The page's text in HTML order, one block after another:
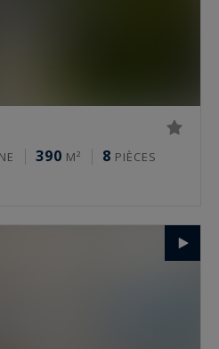
390 M² 8 PIÈCES